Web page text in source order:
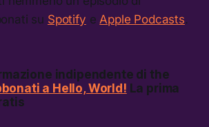
su Spotify eApple Podcasts.
indipendente di the
a Hello, World! La prima